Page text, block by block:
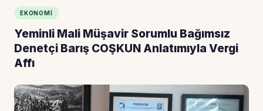
EKONOMI
Yeminli Mali Müşavir Sorumlu Bağımsız
Denetçi Barış COŞKUN Anlatımıyla Vergi
Affı